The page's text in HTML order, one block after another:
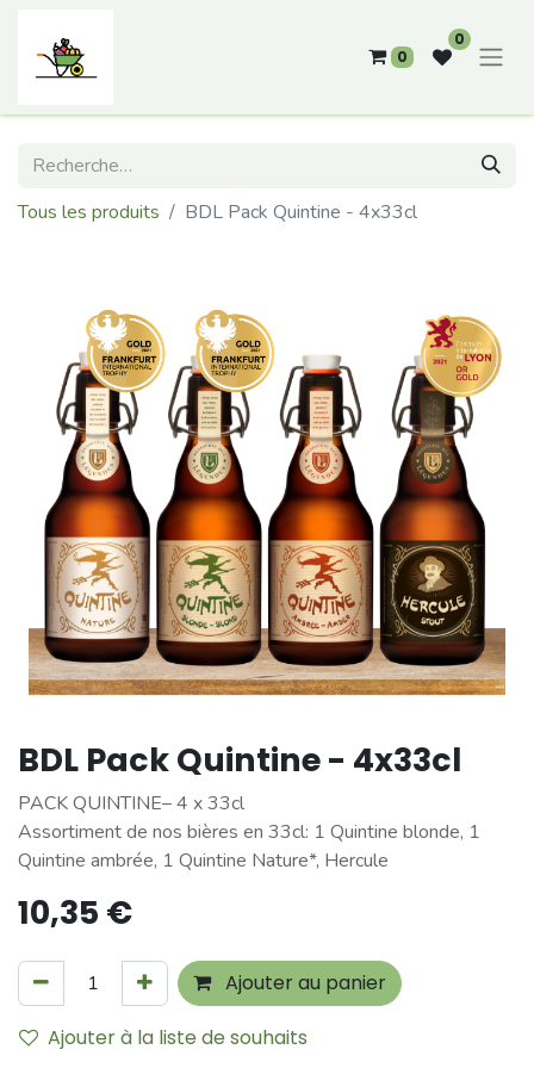
0
0
Tous les produits BDL Pack Quintine - 4x33cl
BDL Pack Quintine - 4x33cl
PACK QUINTINE– 4 x 33cl
Assortiment de nos bières en 33cl: 1 Quintine blonde, 1
Quintine ambrée, 1 Quintine Nature*, Hercule
10,35 €
Ajouter au panier
Ajouter à la liste de souhaits